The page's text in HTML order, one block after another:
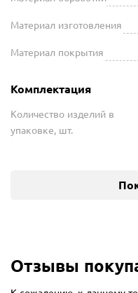
Материал изготовления
Материал покрытия
Комплектация
Количество изделий в
упаковке, шт.
Отзывы